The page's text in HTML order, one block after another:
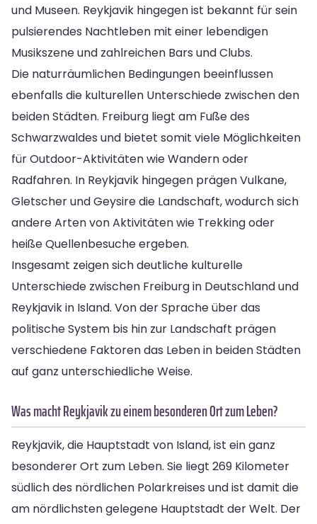
und Museen. Reykjavik hingegen ist bekannt für sein
pulsierendes Nachtleben mit einer lebendigen
Musikszene und zahlreichen Bars und Clubs.
Die naturräumlichen Bedingungen beeinflussen
ebenfalls die kulturellen Unterschiede zwischen den
beiden Städten. Freiburg liegt am Fuße des
Schwarzwaldes und bietet somit viele Möglichkeiten
für Outdoor-Aktivitäten wie Wandern oder
Radfahren. In Reykjavik hingegen prägen Vulkane,
Gletscher und Geysire die Landschaft, wodurch sich
andere Arten von Aktivitäten wie Trekking oder
heiße Quellenbesuche ergeben.
Insgesamt zeigen sich deutliche kulturelle
Unterschiede zwischen Freiburg in Deutschland und
Reykjavik in Island. Von der Sprache über das
politische System bis hin zur Landschaft prägen
verschiedene Faktoren das Leben in beiden Städten
auf ganz unterschiedliche Weise.
Was macht Reykjavik zu einem besonderen Ort zum Leben?
Reykjavik, die Hauptstadt von Island, ist ein ganz
besonderer Ort zum Leben. Sie liegt 269 Kilometer
südlich des nördlichen Polarkreises und ist damit die
am nördlichsten gelegene Hauptstadt der Welt. Der